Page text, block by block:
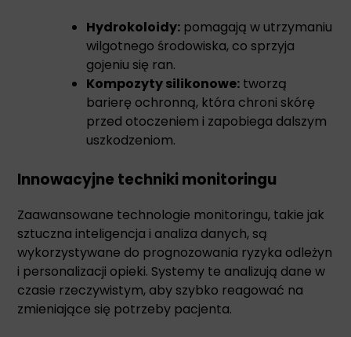
Hydrokoloidy: pomagają w utrzymaniu
wilgotnego środowiska, co sprzyja
gojeniu się ran.
Kompozyty silikonowe: tworzą
barierę ochronną, która chroni skórę
przed otoczeniem i zapobiega dalszym
uszkodzeniom.
Innowacyjne techniki monitoringu
Zaawansowane technologie monitoringu, takie jak
sztuczna inteligencja i analiza danych, są
wykorzystywane do prognozowania ryzyka odleżyn
i personalizacji opieki. Systemy te analizują dane w
czasie rzeczywistym, aby szybko reagować na
zmieniające się potrzeby pacjenta.